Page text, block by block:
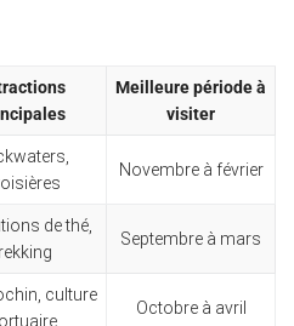
Meilleure période à
visiter
Novembre à février
de thé,
Septembre à mars
culture
Octobre à avril